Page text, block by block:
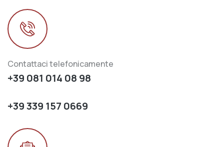
Contattaci telefonicamente
+39 081 014 08 98
+39 339 157 0669